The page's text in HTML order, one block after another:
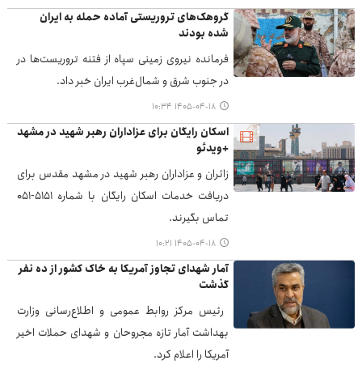
گروهک‌های تروریستی آماده حمله به ایران
شده بودند
فرمانده نیروی زمینی سپاه از فتنه تروریست‌ها در
در جنوب شرق و شمال‌غرب ایران خبر داد.
۱۴۰۵-۰۴-۱۸ ۱۰:۳۴
اسکان رایگان برای عزاداران رهبر شهید در مشهد
+ویدئو
زائران و عزاداران رهبر شهید در مشهد مقدس برای
دریافت خدمات اسکان رایگان با شماره ۵۱۵۱-۰۵۱
تماس بگیرند.
۱۴۰۵-۰۴-۱۸ ۱۰:۲۱
آمار شهدای تجاوز آمریکا به خاک کشور از ده نفر
گذشت
رئیس مرکز روابط عمومی و اطلاع‌رسانی وزارت
بهداشت آمار تازه مجروحان و شهدای حملات اخیر
آمریکا را اعلام کرد.